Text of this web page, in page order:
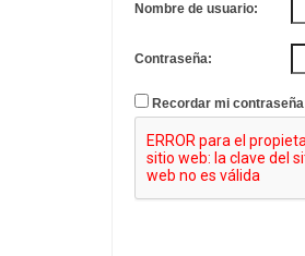
Nombre de usuario:
Contraseña:
Recordar mi contraseña